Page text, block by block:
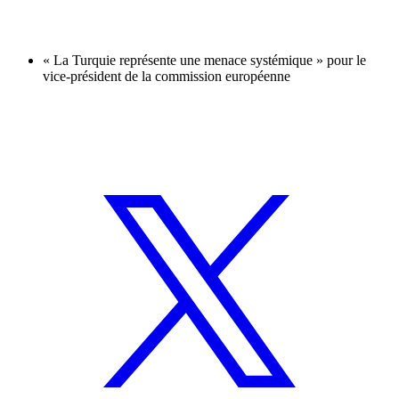
« La Turquie représente une menace systémique » pour le
vice-président de la commission européenne